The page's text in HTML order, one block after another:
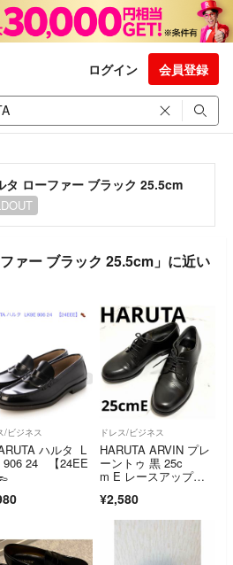
ログイン 会員登録
タ ローファー ブラック 25.5cm
ァー ブラック 25.5cm」に近い
/ビジネス
ハルタ L
906 24 【24EE
ドレス/ビジネス
HARUTA ARVIN プレ
ーントゥ 黒 25c
m E レースアップシ
¥2,580